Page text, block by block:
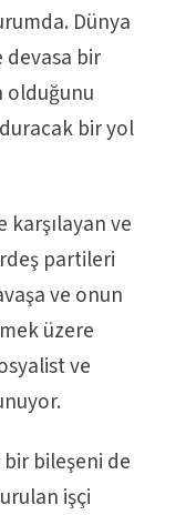
Dünya
bir
olduğunu
bir yol
ve
partileri
ve onun
üzere
ve
bir bileşeni de
işçi